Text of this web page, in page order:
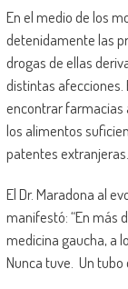
En el medio de los
detenidamente las
drogas de ellas
distintas afecciones.
encontrar farmacias
los alimentos
patentes extranjeras.
El Dr. Maradona al
manifestó: “En más
medicina gaucha, a
Nunca tuve. Un